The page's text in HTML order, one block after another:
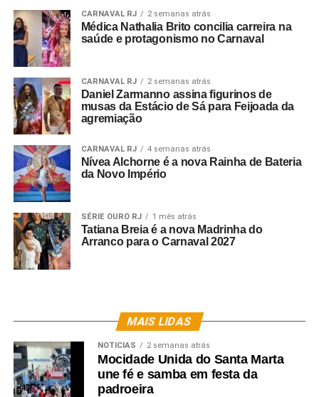
CARNAVAL RJ 2 semanas atrás
Médica Nathalia Brito concilia carreira na
saúde e protagonismo no Carnaval
CARNAVAL RJ 2 semanas atrás
Daniel Zarmanno assina figurinos de
musas da Estácio de Sá para Feijoada da
agremiação
CARNAVAL RJ 4 semanas atrás
Nívea Alchorne é a nova Rainha de Bateria
da Novo Império
SÉRIE OURO RJ 1 mês atrás
Tatiana Breia é a nova Madrinha do
Arranco para o Carnaval 2027
MAIS LIDAS
NOTICIAS 2 semanas atrás
Mocidade Unida do Santa Marta
une fé e samba em festa da
padroeira